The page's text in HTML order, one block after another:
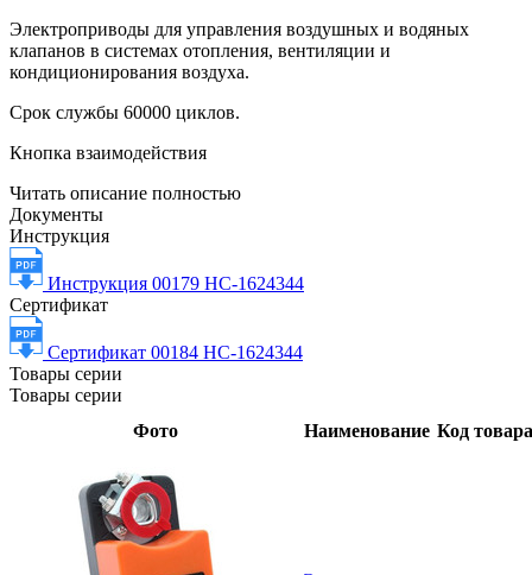
Электроприводы для управления воздушных и водяных
клапанов в системах отопления, вентиляции и
кондиционирования воздуха.
Срок службы 60000 циклов.
Кнопка взаимодействия
Читать описание полностью
Документы
Инструкция
Инструкция 00179 НС-1624344
Сертификат
Сертификат 00184 НС-1624344
Товары серии
Товары серии
Фото
Наименование Код товара